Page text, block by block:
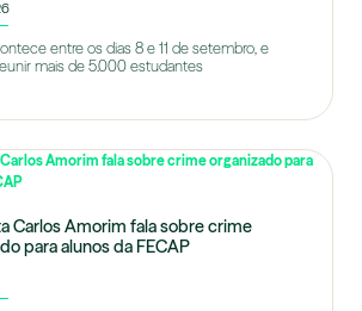
entre os dias 8 e 11 de setembro, e
mais de 5.000 estudantes
Carlos Amorim fala sobre crime
para alunos da FECAP